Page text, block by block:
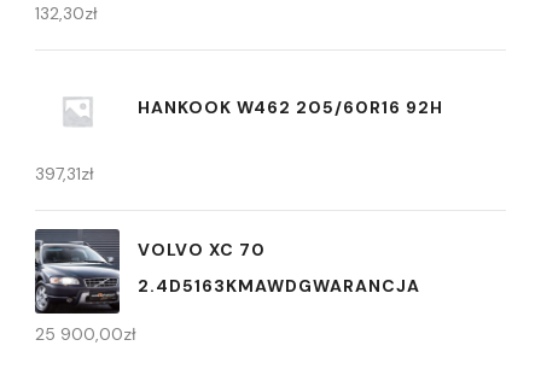
132,30zł
HANKOOK W462 205/60R16 92H
397,31zł
VOLVO XC 70
2.4D5163KMAWDGWARANCJA
25 900,00zł